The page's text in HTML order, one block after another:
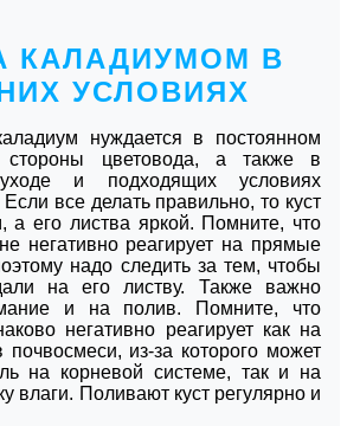
КАЛАДИУМОМ В
УСЛОВИЯХ
нуждается в постоянном
цветовода, а также в
и подходящих условиях
все делать правильно, то куст
а его листва яркой. Помните, что
негативно реагирует на прямые
надо следить за тем, чтобы
на его листву. Также важно
и на полив. Помните, что
негативно реагирует как на
почвосмеси, из-за которого может
на корневой системе, так и на
влаги. Поливают куст регулярно и